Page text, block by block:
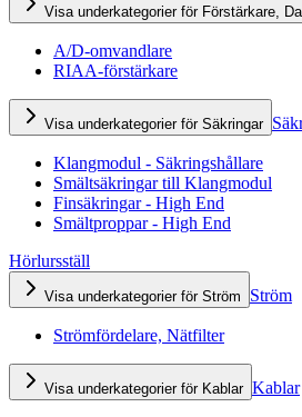
Visa underkategorier för Förstärkare,
A/D-omvandlare
RIAA-förstärkare
Visa underkategorier för Säkringar
Klangmodul - Säkringshållare
Smältsäkringar till Klangmodul
Finsäkringar - High End
Smältproppar - High End
Hörlursställ
Visa underkategorier för Ström Ström
Strömfördelare, Nätfilter
Visa underkategorier för Kablar Kablar